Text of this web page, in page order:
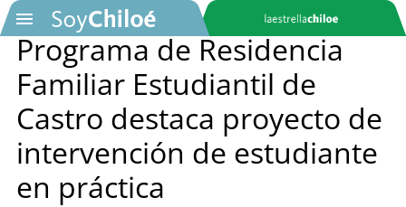
SOYTV
Podcast
Actualidad
Programa de Residencia
Familiar Estudiantil de
Castro destaca proyecto de
intervención de estudiante
en práctica